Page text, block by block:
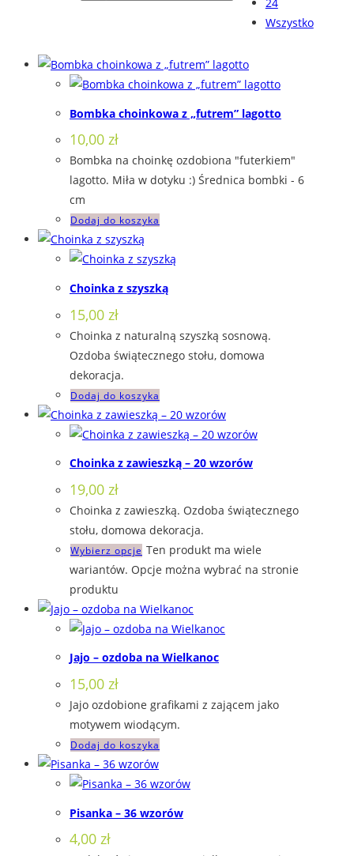
Wszystko
Bombka choinkowa z „futrem” lagotto
10,00 zł
Bombka na choinkę ozdobiona "futerkiem"
lagotto. Miła w dotyku :) Średnica bombki - 6
cm
Dodaj do koszyka
Choinka z szyszką
15,00 zł
Choinka z naturalną szyszką sosnową.
Ozdoba świątecznego stołu, domowa
dekoracja.
Dodaj do koszyka
Choinka z zawieszką – 20 wzorów
19,00 zł
Choinka z zawieszką. Ozdoba świątecznego
stołu, domowa dekoracja.
Wybierz opcje Ten produkt ma wiele
wariantów. Opcje można wybrać na stronie
produktu
Jajo – ozdoba na Wielkanoc
15,00 zł
Jajo ozdobione grafikami z zającem jako
motywem wiodącym.
Dodaj do koszyka
Pisanka – 36 wzorów
4,00 zł